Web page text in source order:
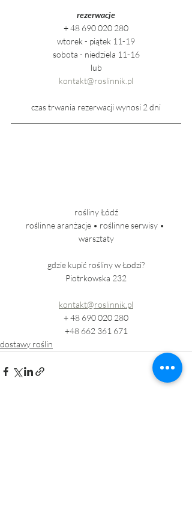
rezerwacje
+ 48 690 020 280
wtorek - piątek 11-19
sobota - niedziela 11-16
lub
kontakt@roslinnik.pl
czas trwania rezerwacji wynosi 2 dni
rośliny Łódź
roślinne aranżacje • roślinne serwisy •
warsztaty
gdzie kupić rośliny w Łodzi?
Piotrkowska 232
kontakt@roslinnik.pl
+ 48 690 020 280
+48 662 361 671
dostawy roślin